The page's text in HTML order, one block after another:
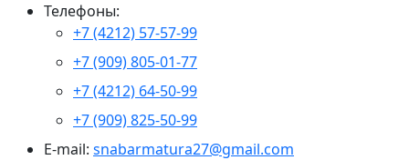
Телефоны:
+7 (4212) 57-57-99
+7 (909) 805-01-77
+7 (4212) 64-50-99
+7 (909) 825-50-99
E-mail: snabarmatura27@gmail.com